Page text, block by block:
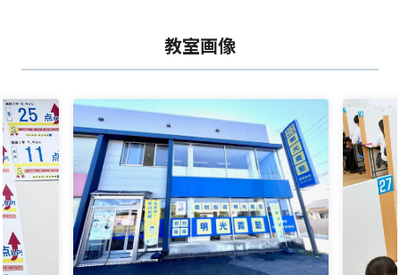
塾を探しているけど、たくさんある塾からどこを選べば
迷ってしまいますよね、そんなあなたに
！
明光義塾鶴岡教室は「こんなところ！」をご紹介いたし
ます。
よくいただくご要望・ご質問！』
↓↓↓
教室画像